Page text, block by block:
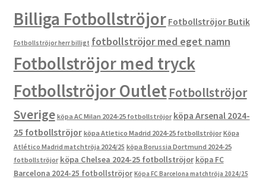
Billiga Fotbollströjor Fotbollströjor Butik
Fotbollströjor herr billigt fotbollströjor med eget namn
Fotbollströjor med tryck
Fotbollströjor OutletFotbollströjor
Sverige köpa AC Milan 2024-25 fotbollströjor köpa Arsenal 2024-
25 fotbollströjor köpa Atletico Madrid 2024-25 fotbollströjor Köpa
Atlético Madrid matchtröja 2024/25 köpa Borussia Dortmund 2024-25
fotbollströjor köpa Chelsea 2024-25 fotbollströjor köpa FC
Barcelona 2024-25 fotbollströjor Köpa FC Barcelona matchtröja 2024/25